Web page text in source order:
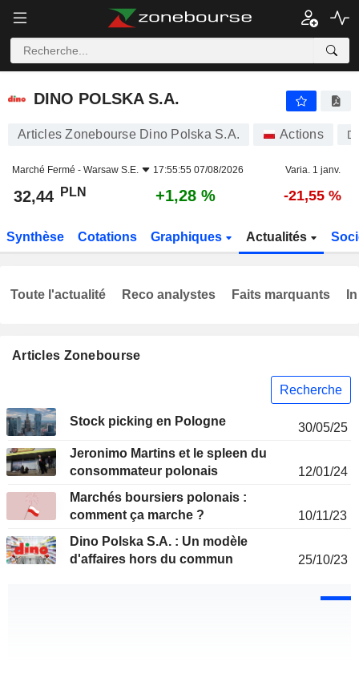
DINO POLSKA S.A.
DINO POLSKA S.A.
Articles Zonebourse Dino Polska S.A. Actions
Marché Fermé - Warsaw S.E. 17:55:55 07/08/2026 Varia. 1 janv.
32,44 PLN +1,28 % -21,55 %
Synthèse Cotations Graphiques Actualités
Articles Zonebourse
Recherche
Stock picking en Pologne
30/05/25
Jeronimo Martins et le spleen du
consommateur polonais
12/01/24
Marchés boursiers polonais :
comment ça marche ?
10/11/23
Dino Polska S.A. : Un modèle
d'affaires hors du commun
25/10/23
Toute l'actualité Reco analystes Faits marquants